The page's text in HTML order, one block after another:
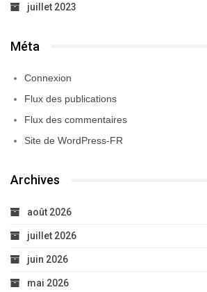
juillet 2023
Méta
Connexion
Flux des publications
Flux des commentaires
Site de WordPress-FR
Archives
août 2026
juillet 2026
juin 2026
mai 2026